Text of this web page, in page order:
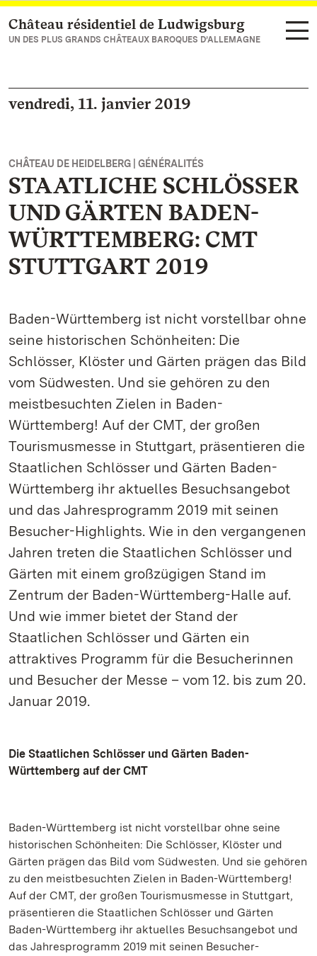
Vers la page d’accueil
Château résidentiel de Ludwigsburg
UN DES PLUS GRANDS CHÂTEAUX BAROQUES D’ALLEMAGNE
vendredi, 11. janvier 2019
CHÂTEAU DE HEIDELBERG | GÉNÉRALITÉS
STAATLICHE SCHLÖSSER
UND GÄRTEN BADEN-
WÜRTTEMBERG: CMT
STUTTGART 2019
Baden-Württemberg ist nicht vorstellbar ohne
seine historischen Schönheiten: Die
Schlösser, Klöster und Gärten prägen das Bild
vom Südwesten. Und sie gehören zu den
meistbesuchten Zielen in Baden-
Württemberg! Auf der CMT, der großen
Tourismusmesse in Stuttgart, präsentieren die
Staatlichen Schlösser und Gärten Baden-
Württemberg ihr aktuelles Besuchsangebot
und das Jahresprogramm 2019 mit seinen
Besucher-Highlights. Wie in den vergangenen
Jahren treten die Staatlichen Schlösser und
Gärten mit einem großzügigen Stand im
Zentrum der Baden-Württemberg-Halle auf.
Und wie immer bietet der Stand der
Staatlichen Schlösser und Gärten ein
attraktives Programm für die Besucherinnen
und Besucher der Messe – vom 12. bis zum 20.
Januar 2019.
Die Staatlichen Schlösser und Gärten Baden-
Württemberg auf der CMT
Baden-Württemberg ist nicht vorstellbar ohne seine
historischen Schönheiten: Die Schlösser, Klöster und
Gärten prägen das Bild vom Südwesten. Und sie gehören
zu den meistbesuchten Zielen in Baden-Württemberg!
Auf der CMT, der großen Tourismusmesse in Stuttgart,
präsentieren die Staatlichen Schlösser und Gärten
Baden-Württemberg ihr aktuelles Besuchsangebot und
das Jahresprogramm 2019 mit seinen Besucher-